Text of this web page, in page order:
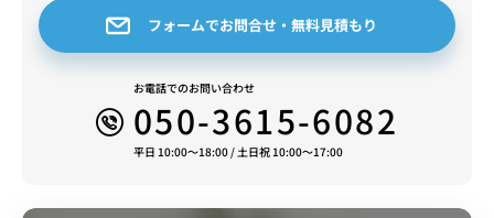
フォームでお問合せ・無料見積もり
お電話でのお問い合わせ
050-3615-6082
平日 10:00～18:00 / 土日祝 10:00～17:00